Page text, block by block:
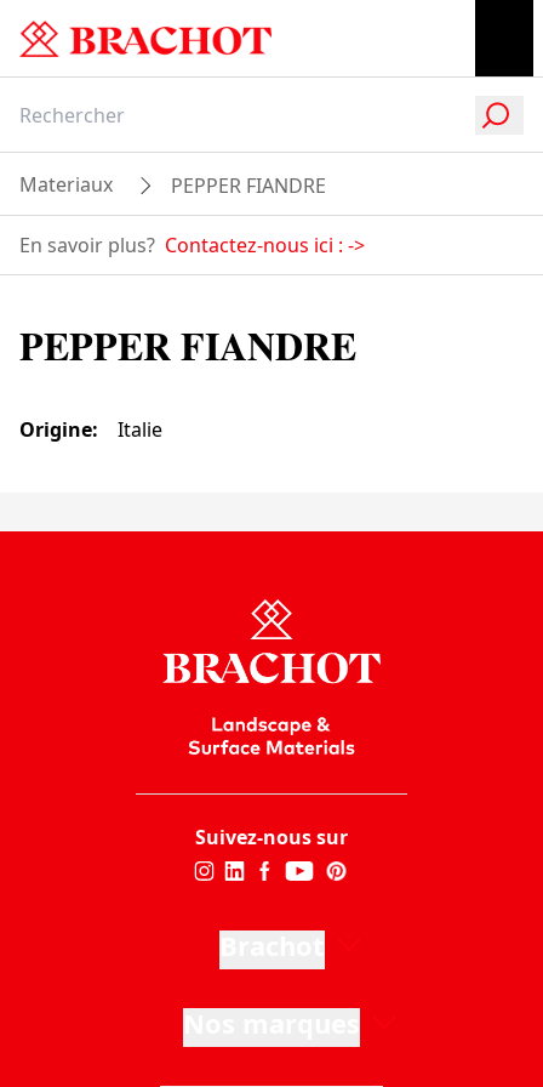
Materiaux PEPPER FIANDRE
En savoir plus? Contactez-nous ici : ->
PEPPER FIANDRE
Origine: Italie
Suivez-nous sur